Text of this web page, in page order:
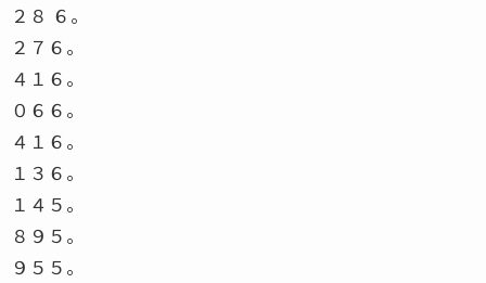
２８ ６。
２７６。
４１６。
０６６。
４１６。
１３６。
１４５。
８９５。
９５５。